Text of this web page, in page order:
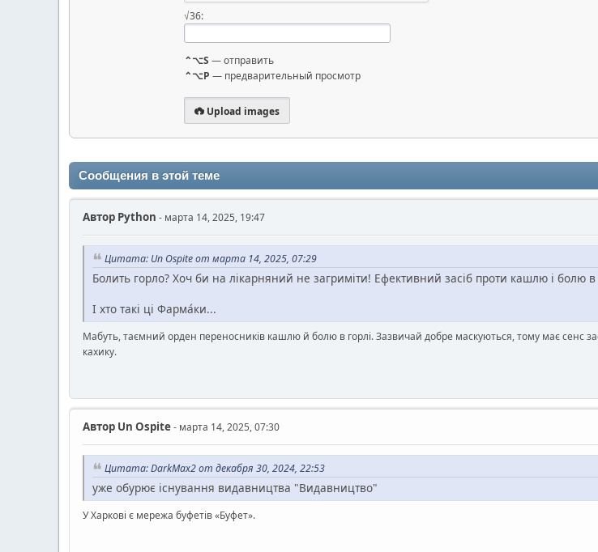
√36:
⌃⌥S — отправить
⌃⌥P — предварительный просмотр
Upload images
Сообщения в этой теме
Автор Python - марта 14, 2025, 19:47
Цитата: Un Ospite от марта 14, 2025, 07:29
Болить горло? Хоч би на лікарняний не загриміти! Ефективний засіб проти кашлю і болю в
І хто такі ці Фарма́ки...
Мабуть, таємний орден переносників кашлю й болю в горлі. Зазвичай добре маскуються, тому має сенс
кахику.
Автор Un Ospite- марта 14, 2025, 07:30
Цитата: DarkMax2 от декабря 30, 2024, 22:53
уже обурює існування видавництва "Видавництво"
У Харкові є мережа буфетів «Буфет».